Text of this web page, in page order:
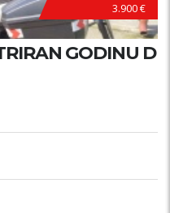
3.900 €
GODINU D